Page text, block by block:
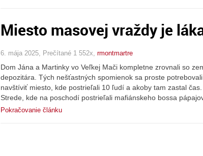
Miesto masovej vraždy je
6. mája 2025, Prečítané 1 552x, rmontmartre
Dom Jána a Martinky vo Veľkej Mači kompletne zrovnali so
depozitára. Tých nešťastných spomienok sa proste
navštíviť miesto, kde postrieľali 10 ľudí a akoby tam zastal
Strede, kde na poschodí postrieľali mafiánskeho bossa
Pokračovanie článku